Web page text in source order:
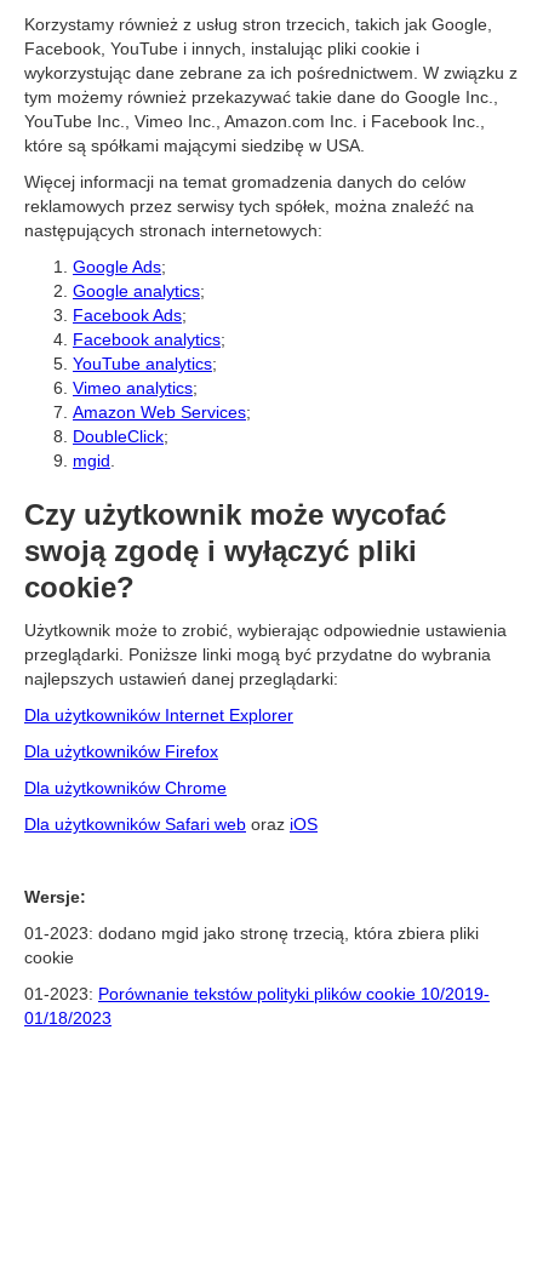
Korzystamy również z usług stron trzecich, takich jak Google,
Facebook, YouTube i innych, instalując pliki cookie i
wykorzystując dane zebrane za ich pośrednictwem. W związku z
tym możemy również przekazywać takie dane do Google Inc.,
YouTube Inc., Vimeo Inc., Amazon.com Inc. i Facebook Inc.,
które są spółkami mającymi siedzibę w USA.
Więcej informacji na temat gromadzenia danych do celów
reklamowych przez serwisy tych spółek, można znaleźć na
następujących stronach internetowych:
Google Ads;
Google analytics;
Facebook Ads;
Facebook analytics;
YouTube analytics;
Vimeo analytics;
Amazon Web Services;
DoubleClick;
mgid
Czy użytkownik może wycofać
swoją zgodę i wyłączyć pliki
cookie?
Użytkownik może to zrobić, wybierając odpowiednie ustawienia
przeglądarki. Poniższe linki mogą być przydatne do wybrania
najlepszych ustawień danej przeglądarki:
Dla użytkowników Internet Explorer
Dla użytkowników Firefox
Dla użytkowników Chrome
Dla użytkowników Safari web oraz iOS
Wersje:
01-2023: dodano mgid jako stronę trzecią, która zbiera pliki
cookie
01-2023: Porównanie tekstów polityki plików cookie 10/2019-
01/18/2023